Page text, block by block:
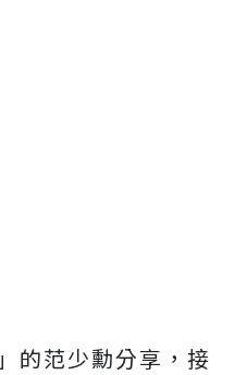
的范少勳分享，接